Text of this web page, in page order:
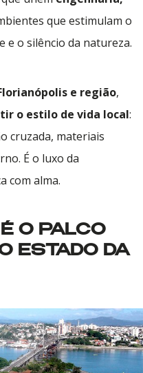
que estimulam o
e o silêncio da natureza.
e região,
o estilo de vida local:
cruzada, materiais
É o luxo da
com alma.
O PALCO
ESTADO DA